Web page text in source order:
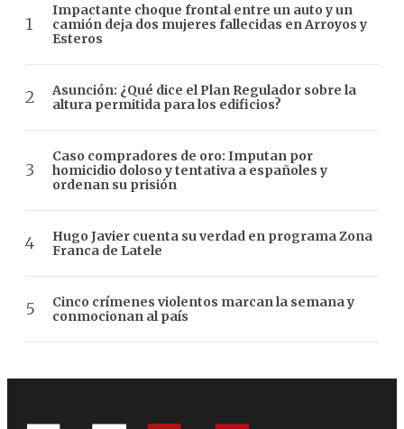
Impactante choque frontal entre un auto y un
camión deja dos mujeres fallecidas en Arroyos y
Esteros
Asunción: ¿Qué dice el Plan Regulador sobre la
altura permitida para los edificios?
Caso compradores de oro: Imputan por
homicidio doloso y tentativa a españoles y
ordenan su prisión
Hugo Javier cuenta su verdad en programa Zona
Franca de Latele
Cinco crímenes violentos marcan la semana y
conmocionan al país